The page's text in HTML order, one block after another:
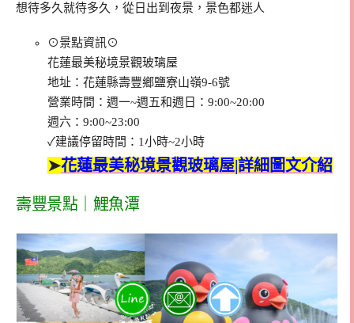
想待多久就待多久，從日出到夜景，景色都迷人
⊙景點資訊⊙
花蓮最美秘境景觀玻璃屋
地址：花蓮縣壽豐鄉鹽寮山嶺9-6號
營業時間：週一~週五和週日：9:00~20:00
週六：9:00~23:00
✓建議停留時間：1小時~2小時
➤花蓮最美秘境景觀玻璃屋|詳細圖文介紹
壽豐景點｜鯉魚潭